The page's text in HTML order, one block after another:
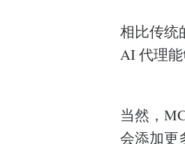
相比传统
AI 代理
当然，
会添加更